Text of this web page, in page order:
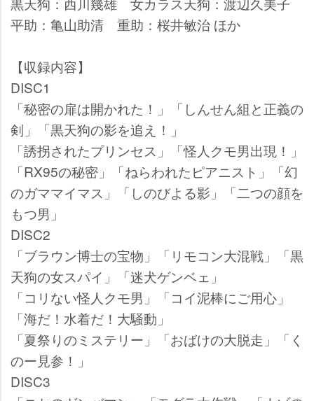
平助：亀山助清 重助：桜井敏治 ほか
【収録内容】
DISC1
「秘密の扉は開かれた！」「しんせん組と正義の
剣」「黒天狗の影を追え！」
「誘拐されたプリンセス」「怪人クモ男出現！」
「RX95の秘密」「ねらわれたピアニスト」「幻
のガママイマス」「しのびよる影」「二つの顔を
もつ男」
DISC2
「ブラウン博士の宝物」「リモコン大混戦」「黒
天狗の女スパイ」「迷犬ゲンベェ」
「コリない怪人クモ男」「コイ泥棒にご用心」
「海だ！水着だ！大騒動」
「夏祭りのミステリー」「おばけの大脱走」「く
のー見参！」
DISC3